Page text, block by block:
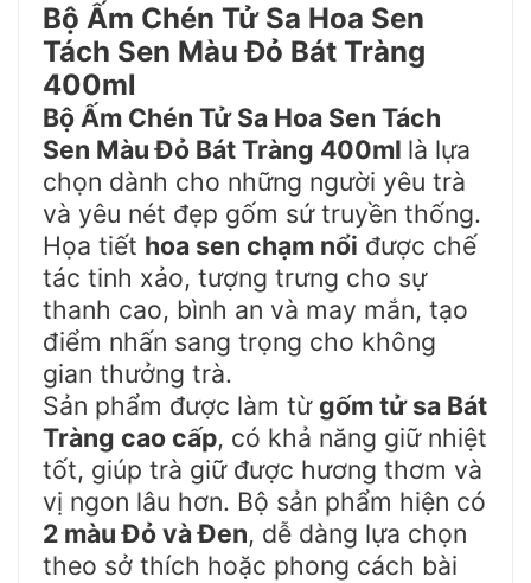
Bộ Ấm Chén Tử Sa Hoa Sen
Tách Sen Màu Đỏ Bát Tràng
400ml
Bộ Ấm Chén Tử Sa Hoa Sen Tách
Sen Màu Đỏ Bát Tràng 400ml là lựa
chọn dành cho những người yêu trà
và yêu nét đẹp gốm sứ truyền thống.
Họa tiết hoa sen chạm nổi được chế
tác tinh xảo, tượng trưng cho sự
thanh cao, bình an và may mắn, tạo
điểm nhấn sang trọng cho không
gian thưởng trà.
Sản phẩm được làm từ gốm tử sa Bát
Tràng cao cấp, có khả năng giữ nhiệt
tốt, giúp trà giữ được hương thơm và
vị ngon lâu hơn. Bộ sản phẩm hiện có
2 màu Đỏ và Đen, dễ dàng lựa chọn
theo sở thích hoặc phong cách bài